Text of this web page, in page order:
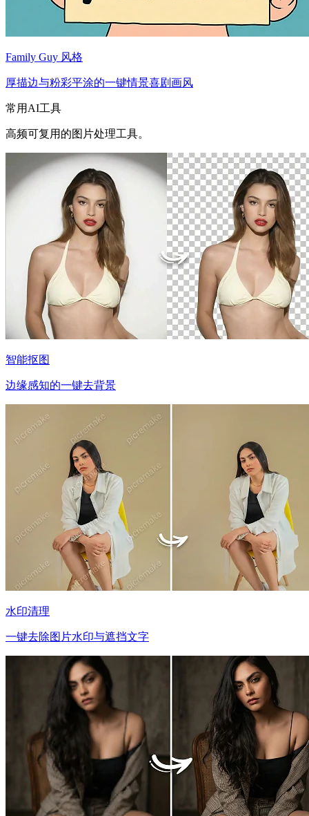
Family Guy 风格
厚描边与粉彩平涂的一键情景喜剧画风
常用AI工具
高频可复用的图片处理工具。
智能抠图
边缘感知的一键去背景
水印清理
一键去除图片水印与遮挡文字